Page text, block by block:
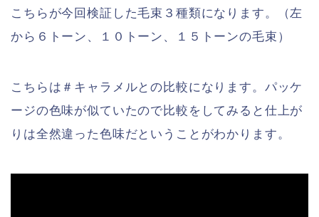
こちらが今回検証した毛束３種類になります。（左
から６トーン、１０トーン、１５トーンの毛束）
こちらは＃キャラメルとの比較になります。パッケ
ージの色味が似ていたので比較をしてみると仕上が
りは全然違った色味だということがわかります。